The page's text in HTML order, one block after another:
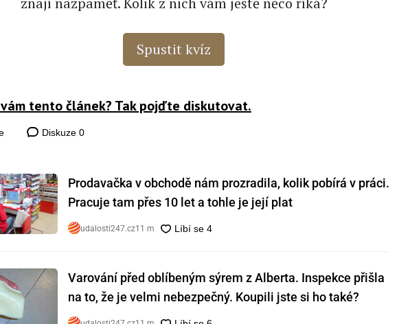
Spustit kvíz
tento článek? Tak pojďte diskutovat.
Diskuze 0
Prodavačka v obchodě nám prozradila, kolik pobírá v práci.
Pracuje tam přes 10 let a tohle je její plat
udalosti247.cz11 m
Varování před oblíbeným sýrem z Alberta. Inspekce přišla
na to, že je velmi nebezpečný. Koupili jste si ho také?